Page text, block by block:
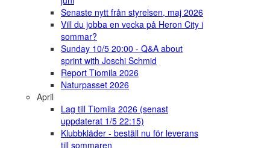
Senaste nytt från styrelsen, maj 2026
Vill du jobba en vecka på Heron City i
sommar?
Sunday 10/5 20:00 - Q&A about
sprint with Joschi Schmid
Report Tiomila 2026
Naturpasset 2026
April
Lag till Tiomila 2026 (senast
uppdaterat 1/5 22:15)
Klubbkläder - beställ nu för leverans
till sommaren